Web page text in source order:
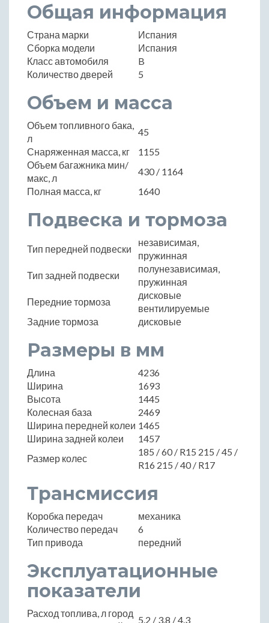
Общая информация
Страна марки
Испания
Сборка модели
Испания
Класс автомобиля
B
Количество дверей
5
Объем и масса
Объем топливного бака,
л
45
Снаряженная масса, кг
1155
Объем багажника мин/
макс, л
430 / 1164
Полная масса, кг
1640
Подвеска и тормоза
Тип передней подвески
независимая,
пружинная
Тип задней подвески
полунезависимая,
пружинная
Передние тормоза
дисковые
вентилируемые
Задние тормоза
дисковые
Размеры в мм
Длина
4236
Ширина
1693
Высота
1445
Колесная база
2469
Ширина передней колеи 1465
Ширина задней колеи
1457
Размер колес
185 / 60 / R15 215 / 45 /
R16 215 / 40 / R17
Трансмиссия
Коробка передач
механика
Количество передач
6
Тип привода
передний
Эксплуатационные
показатели
Расход топлива, л город
5.2 / 3.8 / 4.3